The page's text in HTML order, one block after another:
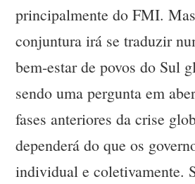
principalmente do FMI.
conjuntura irá se traduzir
bem-estar de povos do Sul
sendo uma pergunta em
fases anteriores da crise
dependerá do que os
individual e coletivamente.